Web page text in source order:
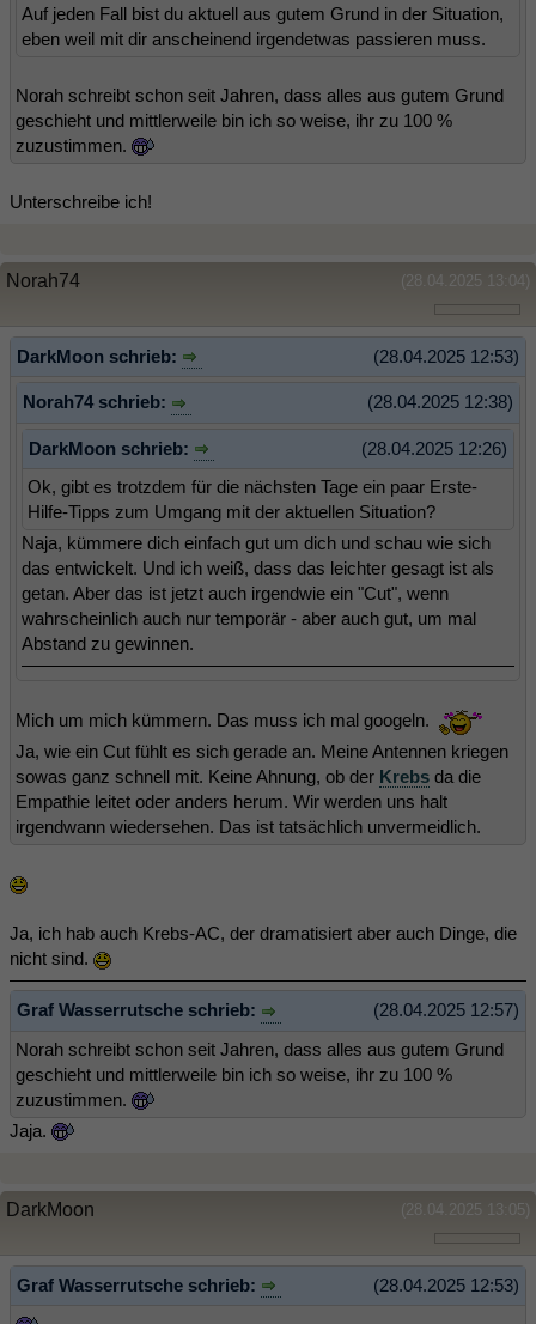
Auf jeden Fall bist du aktuell aus gutem Grund in der Situation,
eben weil mit dir anscheinend irgendetwas passieren muss.
Norah schreibt schon seit Jahren, dass alles aus gutem Grund
geschieht und mittlerweile bin ich so weise, ihr zu 100 %
zuzustimmen.
Unterschreibe ich!
(28.04.2025 13:04)
Norah74
(28.04.2025 12:53)
DarkMoon schrieb:
(28.04.2025 12:38)
Norah74 schrieb:
(28.04.2025 12:26)
DarkMoon schrieb:
Ok, gibt es trotzdem für die nächsten Tage ein paar Erste-
Hilfe-Tipps zum Umgang mit der aktuellen Situation?
Naja, kümmere dich einfach gut um dich und schau wie sich
das entwickelt. Und ich weiß, dass das leichter gesagt ist als
getan. Aber das ist jetzt auch irgendwie ein "Cut", wenn
wahrscheinlich auch nur temporär - aber auch gut, um mal
Abstand zu gewinnen.
Mich um mich kümmern. Das muss ich mal googeln.
Ja, wie ein Cut fühlt es sich gerade an. Meine Antennen kriegen
sowas ganz schnell mit. Keine Ahnung, ob der Krebs da die
Empathie leitet oder anders herum. Wir werden uns halt
irgendwann wiedersehen. Das ist tatsächlich unvermeidlich.
Ja, ich hab auch Krebs-AC, der dramatisiert aber auch Dinge, die
nicht sind.
(28.04.2025 12:57)
Graf Wasserrutsche schrieb:
Norah schreibt schon seit Jahren, dass alles aus gutem Grund
geschieht und mittlerweile bin ich so weise, ihr zu 100 %
zuzustimmen.
Jaja.
(28.04.2025 13:05)
DarkMoon
(28.04.2025 12:53)
Graf Wasserrutsche schrieb: